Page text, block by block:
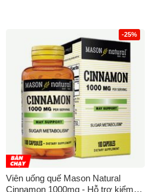
-25%
Viên uống quế Mason Natural
Cinnamon 1000mg - Hỗ trợ kiểm